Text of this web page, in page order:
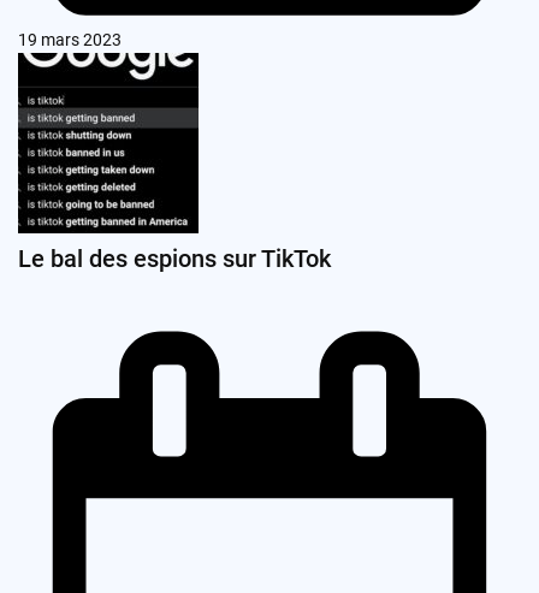
19 mars 2023
Le bal des espions sur TikTok